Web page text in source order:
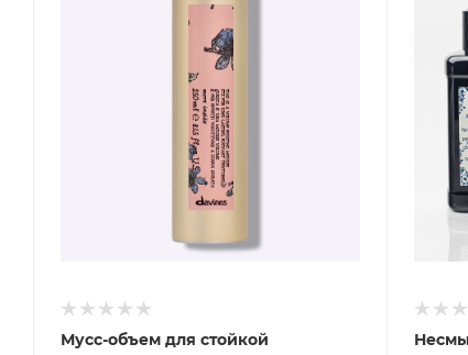
Мусс-объем для стойкой